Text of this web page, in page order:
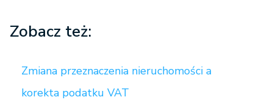
Zobacz też:
Zmiana przeznaczenia nieruchomości a
korekta podatku VAT